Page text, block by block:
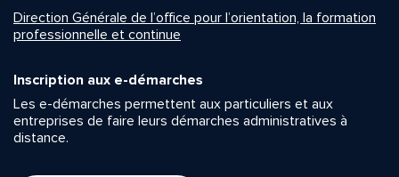
Direction Générale de l’office pour l’orientation, la formation
professionnelle et continue
Inscription aux e-démarches
Les e-démarches permettent aux particuliers et aux
entreprises de faire leurs démarches administratives à
distance.